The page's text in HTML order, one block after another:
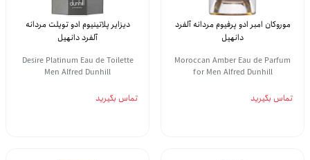
موروکان امبر ادو پرفیوم مردانه آلفرد
دانهیل
Moroccan Amber Eau de Parfum
for Men Alfred Dunhill
تماس بگیرید
دیزایر پلاتینیوم ادو تویلت مردانه
آلفرد دانهیل
Desire Platinum Eau de Toilette
Men Alfred Dunhill
تماس بگیرید